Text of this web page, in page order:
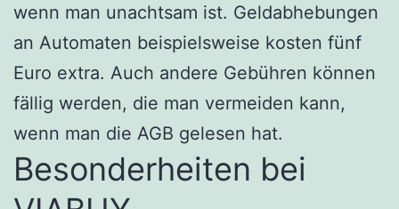
wenn man unachtsam ist. Geldabhebungen
an Automaten beispielsweise kosten fünf
Euro extra. Auch andere Gebühren können
fällig werden, die man vermeiden kann,
wenn man die AGB gelesen hat.
Besonderheiten bei